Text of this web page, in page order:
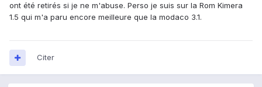
ont été retirés si je ne m'abuse. Perso je suis sur la Rom Kimera
1.5 qui m'a paru encore meilleure que la modaco 3.1.
Citer